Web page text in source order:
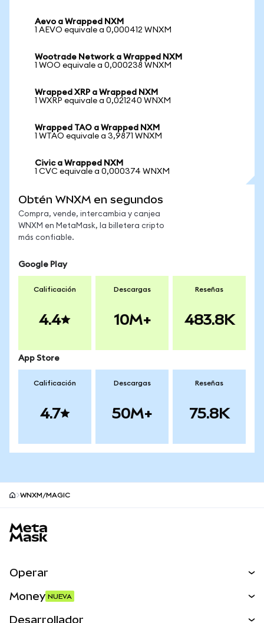
Aevo a Wrapped NXM
1 AEVO equivale a 0,000412 WNXM
Wootrade Network a Wrapped NXM
1 WOO equivale a 0,000238 WNXM
Wrapped XRP a Wrapped NXM
1 WXRP equivale a 0,021240 WNXM
Wrapped TAO a Wrapped NXM
1 WTAO equivale a 3,9871 WNXM
Civic a Wrapped NXM
1 CVC equivale a 0,000374 WNXM
Obtén WNXM en segundos
Compra, vende, intercambia y canjea
WNXM en MetaMask, la billetera cripto
más confiable.
Google Play
Calificación
4.4
Descargas
10M+
Reseñas
483.8K
App Store
Calificación
4.7
Descargas
50M+
Reseñas
75.8K
WNXM/MAGIC
Operar
Money NUEVA
Desarrollador